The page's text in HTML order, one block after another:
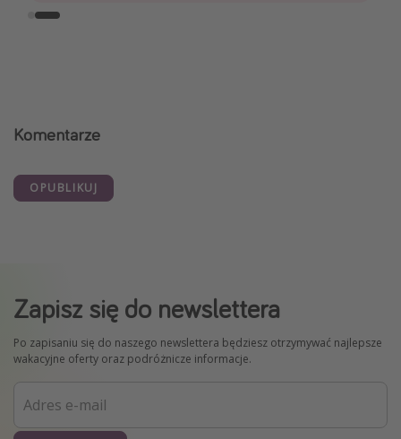
Komentarze
OPUBLIKUJ
Zapisz się do newslettera
Po zapisaniu się do naszego newslettera będziesz otrzymywać najlepsze
wakacyjne oferty oraz podróżnicze informacje.